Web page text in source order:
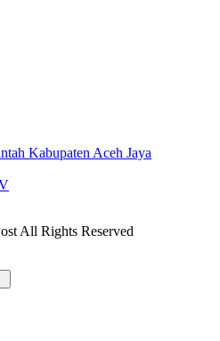
Kabupaten Aceh Jaya
All Rights Reserved